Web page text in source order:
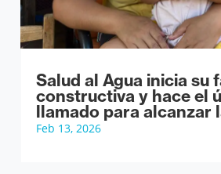
Salud al Agua inicia su
constructiva y hace el
llamado para alcanzar
Feb 13, 2026